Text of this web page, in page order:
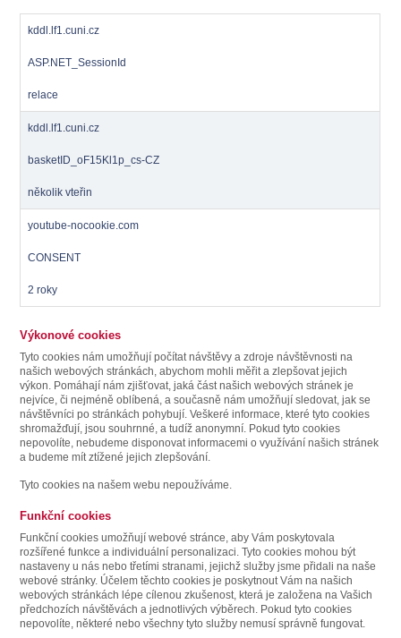
kddl.lf1.cuni.cz
ASP.NET_SessionId
relace
kddl.lf1.cuni.cz
basketID_oF15Kl1p_cs-CZ
několik vteřin
youtube-nocookie.com
CONSENT
2 roky
Výkonové cookies
Tyto cookies nám umožňují počítat návštěvy a zdroje návštěvnosti na
našich webových stránkách, abychom mohli měřit a zlepšovat jejich
výkon. Pomáhají nám zjišťovat, jaká část našich webových stránek je
nejvíce, či nejméně oblíbená, a současně nám umožňují sledovat, jak se
návštěvníci po stránkách pohybují. Veškeré informace, které tyto cookies
shromažďují, jsou souhrnné, a tudíž anonymní. Pokud tyto cookies
nepovolíte, nebudeme disponovat informacemi o využívání našich stránek
a budeme mít ztížené jejich zlepšování.
Tyto cookies na našem webu nepoužíváme.
Funkční cookies
Funkční cookies umožňují webové stránce, aby Vám poskytovala
rozšířené funkce a individuální personalizaci. Tyto cookies mohou být
nastaveny u nás nebo třetími stranami, jejichž služby jsme přidali na naše
webové stránky. Účelem těchto cookies je poskytnout Vám na našich
webových stránkách lépe cílenou zkušenost, která je založena na Vašich
předchozích návštěvách a jednotlivých výběrech. Pokud tyto cookies
nepovolíte, některé nebo všechny tyto služby nemusí správně fungovat.